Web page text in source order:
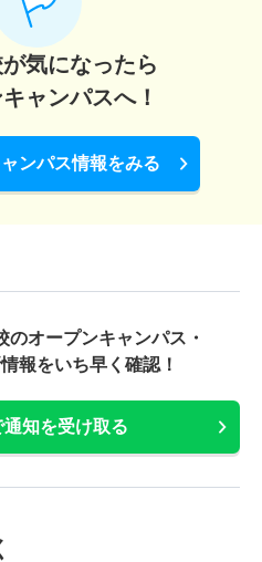
気になったら
ャンパスへ！
ンパス情報をみる
のオープンキャンパス・
報をいち早く確認！
通知を受け取る